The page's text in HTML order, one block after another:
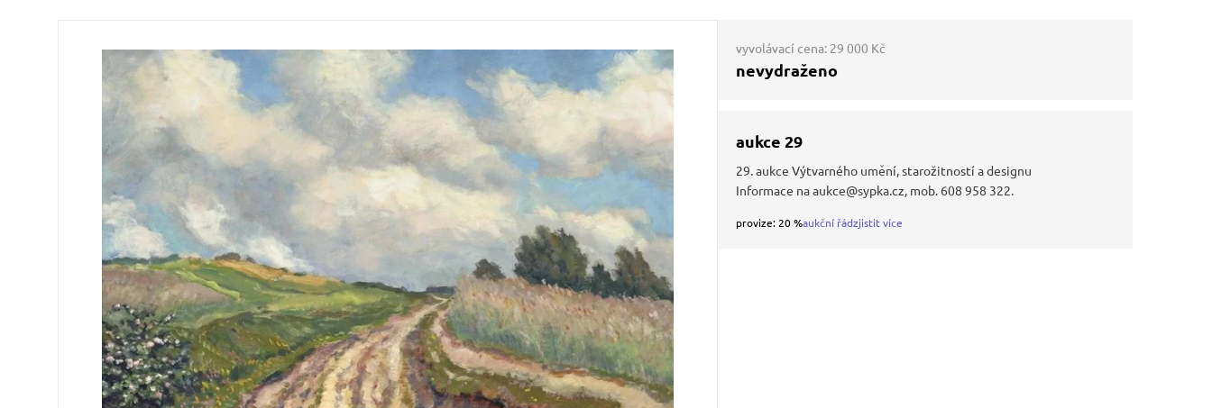
vyvolávací cena: 29 000 Kč
nevydraženo
aukce 29
29. aukce Výtvarného umění, starožitností a designu
Informace na aukce@sypka.cz, mob. 608 958 322.
provize: 20 %aukční řádzjistit více